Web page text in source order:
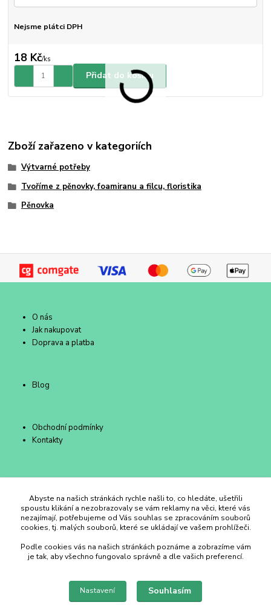
Nejsme plátci DPH
18 Kč/ks
Přidat do košíku
Zboží zařazeno v kategoriích
Výtvarné potřeby
Tvoříme z pěnovky, foamiranu a filcu, floristika
Pěnovka
O nás
Jak nakupovat
Doprava a platba
Blog
Obchodní podmínky
Kontakty
Duhový Ateliér Kroměříž
+420 734 258 002
duhovyatelier@email.cz
Abyste na našich stránkách rychle našli to, co hledáte, ušetřili
spoustu klikání a nezobrazovaly se vám reklamy na věci, které vás
nezajímají, potřebujeme od Vás souhlas se zpracováním souborů
cookies, tj. malých souborů, které se ukládají ve vašem prohlížeči.
Podle cookies vás na našich stránkách poznáme a zobrazíme vám
je tak, aby všechno fungovalo správně a dle vašich preferencí.
Nastavení Souhlasím